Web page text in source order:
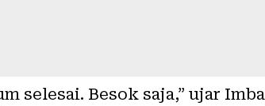
selesai. Besok saja,” ujar